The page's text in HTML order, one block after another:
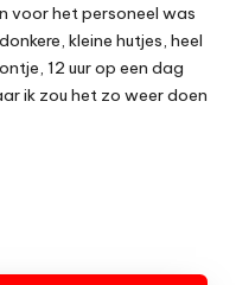
voor het personeel was
kleine hutjes, heel
12 uur op een dag
ik zou het zo weer doen